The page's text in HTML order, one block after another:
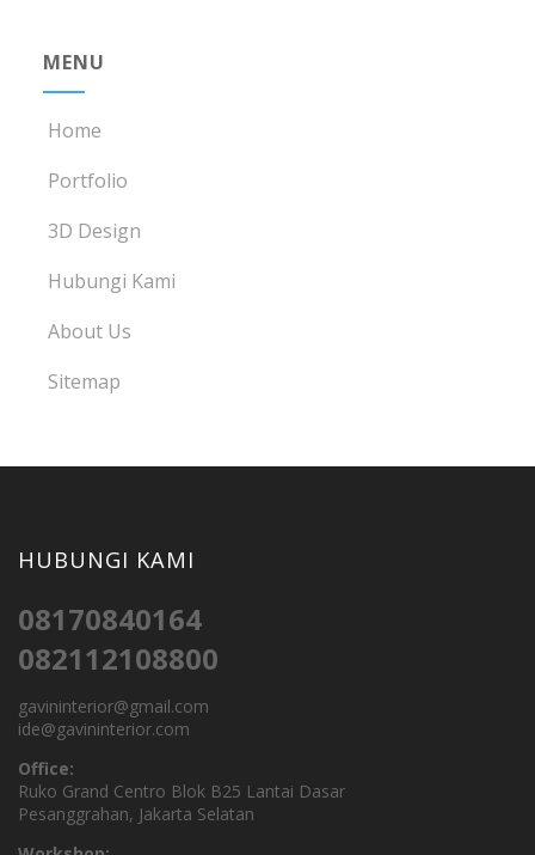
MENU
Home
Portfolio
3D Design
Hubungi Kami
About Us
Sitemap
HUBUNGI KAMI
08170840164
082112108800
gavininterior@gmail.com
ide@gavininterior.com
Office:
Ruko Grand Centro Blok B25 Lantai Dasar
Pesanggrahan, Jakarta Selatan